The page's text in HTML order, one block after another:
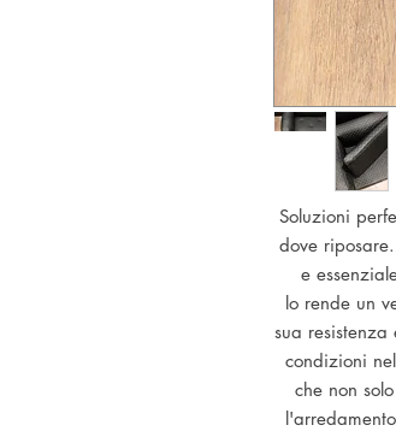
Soluzioni
dove
e
lo rende un
sua
condizioni
che non